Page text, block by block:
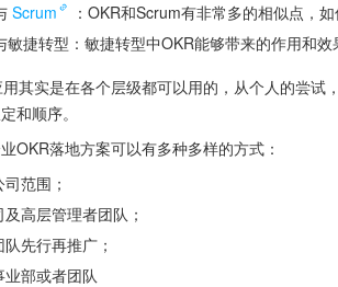
Scrum
：OKR和Scrum有非常多的相似点，
敏捷转型：敏捷转型中OKR能够带来的作用和
其实是在各个层级都可以用的，从个人的尝
和顺序。
OKR落地方案可以有多种多样的方式：
范围；
高层管理者团队；
先行再推广；
业部或者团队